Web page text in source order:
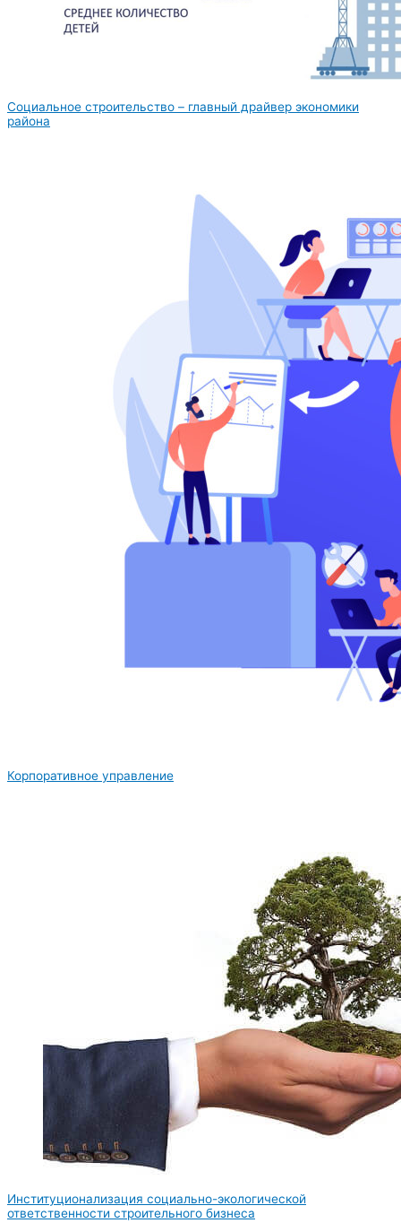
Социальное строительство – главный драйвер экономики
района
Корпоративное управление
Институционализация социально-экологической
ответственности строительного бизнеса